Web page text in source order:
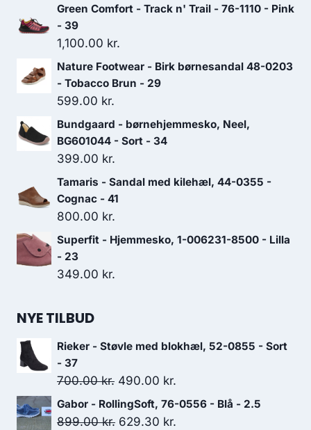
Green Comfort - Track n' Trail - 76-1110 - Pink
- 39
1,100.00 kr.
Nature Footwear - Birk børnesandal 48-0203
- Tobacco Brun - 29
599.00 kr.
Bundgaard - børnehjemmesko, Neel,
BG601044 - Sort - 34
399.00 kr.
Tamaris - Sandal med kilehæl, 44-0355 -
Cognac - 41
800.00 kr.
Superfit - Hjemmesko, 1-006231-8500 - Lilla
- 23
349.00 kr.
NYE TILBUD
Rieker - Støvle med blokhæl, 52-0855 - Sort
- 37
700.00kr. Den
oprindelige
pris
490.00 kr.
aktuelle
Gabor - RollingSoft, 76-0556 - Blå - 2.5
899.00kr. Den
629.30 kr.